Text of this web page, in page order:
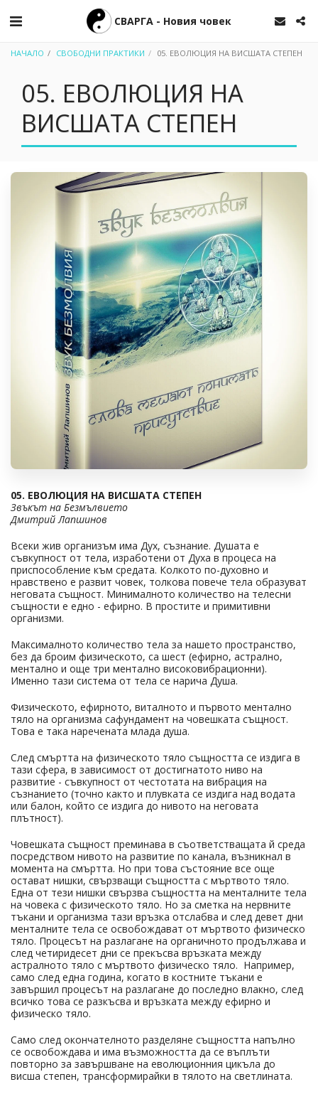
СВАРГА - Новия човек
НАЧАЛО СВОБОДНИ ПРАКТИКИ 05. ЕВОЛЮЦИЯ НА ВИСШАТА СТЕПЕН
05. ЕВОЛЮЦИЯ НА
ВИСШАТА СТЕПЕН
05. ЕВОЛЮЦИЯ НА ВИСШАТА СТЕПЕН
Звъкът на Безмълвието
Дмитрий Лапшинов
Всеки жив организъм има Дух, съзнание. Душата е
съвкупност от тела, изработени от Духа в процеса на
приспособление към средата. Колкото по-духовно и
нравствено е развит човек, толкова повече тела образуват
неговата същност. Минималното количество на телесни
същности е едно - ефирно. В простите и примитивни
организми.
Максималното количество тела за нашето пространство,
без да броим физическото, са шест (ефирно, астрално,
ментално и още три ментално високовибрационни).
Именно тази система от тела се нарича Душа.
Физическото, ефирното, виталното и първото ментално
тяло на организма сафундамент на човешката същност.
Това е така наречената млада душа.
След смъртта на физическото тяло същността се издига в
тази сфера, в зависимост от достигнатото ниво на
развитие - съвкупност от честотата на вибрация на
съзнанието (точно както и плувката се издига над водата
или балон, който се издига до нивото на неговата
плътност).
Човешката същност преминава в съответстващата й среда
посредством нивото на развитие по канала, възникнал в
момента на смъртта. Но при това състояние все още
остават нишки, свързващи същността с мъртвото тяло.
Една от тези нишки свързва същността на менталните тела
на човека с физическото тяло. Но за сметка на нервните
тъкани и организма тази връзка отслабва и след девет дни
менталните тела се освобождават от мъртвото физическо
тяло. Процесът на разлагане на органичното продължава и
след четиридесет дни се прекъсва връзката между
астралното тяло с мъртвото физическо тяло. Например,
само след една година, когато в костните тъкани е
завършил процесът на разлагане до последно влакно, след
всичко това се разкъсва и връзката между ефирно и
физическо тяло.
Само след окончателното разделяне същността напълно
се освобождава и има възможността да се въплъти
повторно за завършване на еволюционния цикъла до
висша степен, трансформирайки в тялото на светлината.